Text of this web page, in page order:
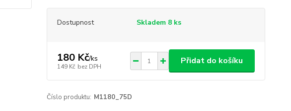
Dostupnost Skladem 8 ks
180 Kč/ks
149 Kč bez DPH
Přidat do košíku
Číslo produktu: M1180_75D